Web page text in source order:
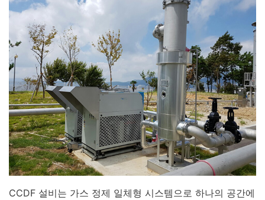
CCDF 설비는 가스 정제 일체형 시스템으로 하나의 공간에